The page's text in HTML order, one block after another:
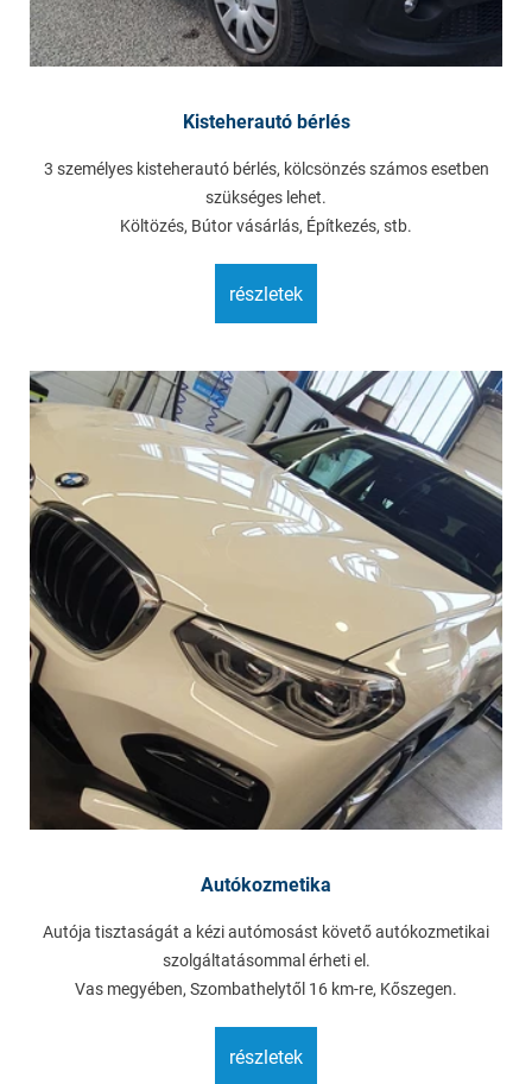
Kisteherautó bérlés
3 személyes kisteherautó bérlés, kölcsönzés számos esetben
szükséges lehet.
Költözés, Bútor vásárlás, Építkezés, stb.
részletek
Autókozmetika
Autója tisztaságát a kézi autómosást követő autókozmetikai
szolgáltatásommal érheti el.
Vas megyében, Szombathelytől 16 km-re, Kőszegen.
részletek